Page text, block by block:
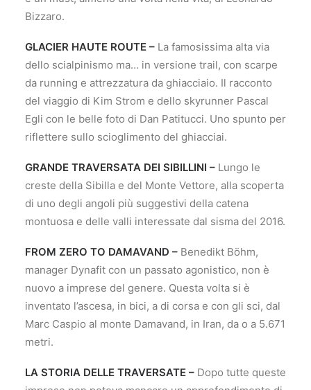
Bizzaro.
GLACIER HAUTE ROUTE – La famosissima alta via
dello scialpinismo ma… in versione trail, con scarpe
da running e attrezzatura da ghiacciaio. Il racconto
del viaggio di Kim Strom e dello skyrunner Pascal
Egli con le belle foto di Dan Patitucci. Uno spunto per
riflettere sullo scioglimento del ghiacciai.
GRANDE TRAVERSATA DEI SIBILLINI – Lungo le
creste della Sibilla e del Monte Vettore, alla scoperta
di uno degli angoli più suggestivi della catena
montuosa e delle valli interessate dal sisma del 2016.
FROM ZERO TO DAMAVAND – Benedikt Böhm,
manager Dynafit con un passato agonistico, non è
nuovo a imprese del genere. Questa volta si è
inventato l’ascesa, in bici, a di corsa e con gli sci, dal
Marc Caspio al monte Damavand, in Iran, da o a 5.671
metri.
LA STORIA DELLE TRAVERSATE – Dopo tutte queste